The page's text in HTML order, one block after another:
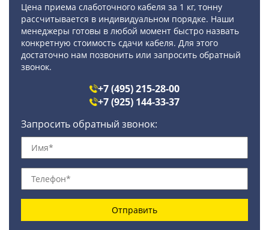
Цена приема слаботочного кабеля за 1 кг, тонну
рассчитывается в индивидуальном порядке. Наши
менеджеры готовы в любой момент быстро назвать
конкретную стоимость сдачи кабеля. Для этого
достаточно нам позвонить или запросить обратный
звонок.
+7 (495) 215-28-00
+7 (925) 144-33-37
Запросить обратный звонок:
Отправить